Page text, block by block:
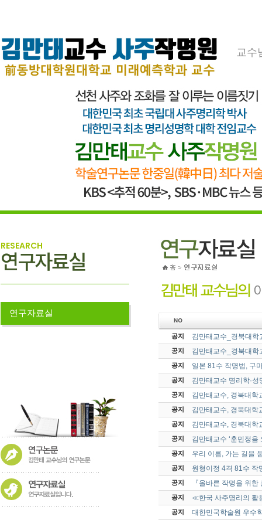
교수
RESEARCH
연구자료실
연구자료실
공지 김만태교수_경북대
공지 김만태교수_경북대학
공지 일본 81수 작명법, 구
공지 김만태교수 명리학·
공지 김만태교수, 경북대학
공지 김만태교수, 경북대학
공지 김만태교수, 경북대학
공지 김만태교수 ‘훈민정음
공지 우리 이름, 가는 길을
공지 원형이정 4격 81수 작
공지 『올바른 작명을 위
공지 ≪한국 사주명리의 활
공지 대한민국학술원 우수